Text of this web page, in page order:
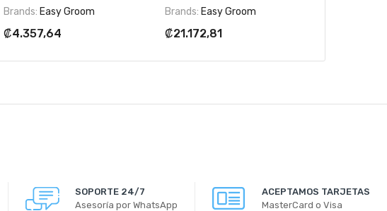
Brands: Easy Groom
₡4.357,64
Brands: Easy Groom
₡21.172,81
SOPORTE 24/7
Asesoría por WhatsApp
ACEPTAMOS TARJETAS
MasterCard o Visa